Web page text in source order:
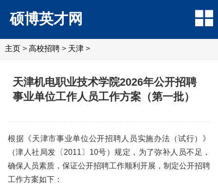
硕博英才网
主页 > 高校招聘 > 天津 >
天津机电职业技术学院2026年公开招聘
事业单位工作人员工作方案（第一批）
根据《天津市事业单位公开招聘人员实施办法（试行）》
（津人社局发〔2011〕10号）规定，为了弥补人员不足，
确保人员素质，保证公开招聘工作顺利开展，制定公开招聘
工作方案如下：